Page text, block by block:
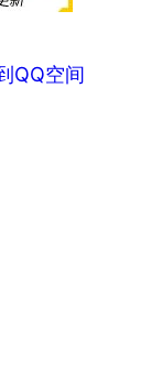
QQ空间